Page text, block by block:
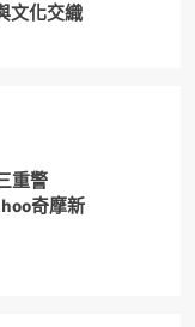
文化交織
重警
奇摩新